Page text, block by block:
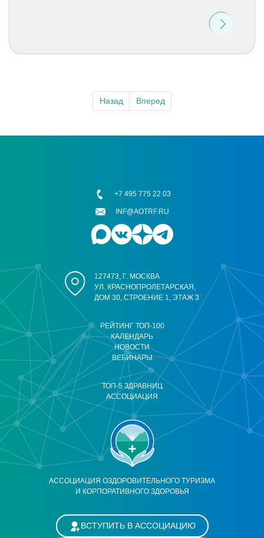
Назад Вперед
АССОЦИАЦИЯ ОЗДОРОВИТЕЛЬНОГО ТУРИЗМА
И КОРПОРАТИВНОГО ЗДОРОВЬЯ
РЕЙТИНГ ТОП-100
КАЛЕНДАРЬ
НОВОСТИ
ВЕБИНАРЫ
ТОП-5 ЗДРАВНИЦ
АССОЦИАЦИЯ
127473, Г. МОСКВА
УЛ. КРАСНОПРОЛЕТАРСКАЯ,
ДОМ 30, СТРОЕНИЕ 1, ЭТАЖ 3
+7 495 775 22 03
INF@AOTRF.RU
ВСТУПИТЬ В АССОЦИАЦИЮ